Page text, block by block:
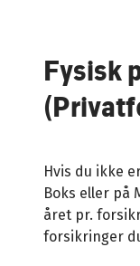
Fysisk
Hvis du ikke
Boks eller på
året pr.
forsikringer